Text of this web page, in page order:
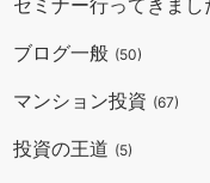
セミナー行ってきまし
ブログ一般 (50)
マンション投資 (67)
投資の王道 (5)